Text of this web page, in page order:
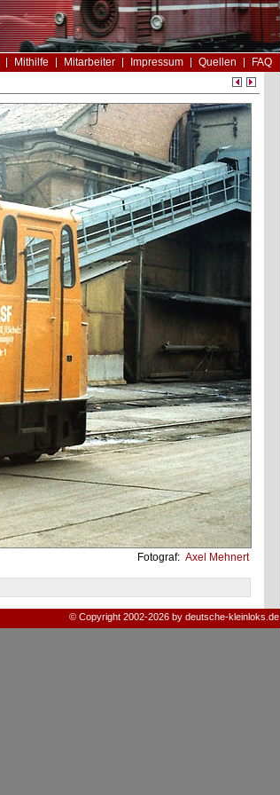
Mithilfe Mitarbeiter Impressum Quellen
FAQ
Fotograf: Axel Mehnert
© Copyright 2002-2026 by deutsche-kleinloks.de